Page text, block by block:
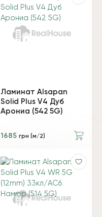
Ламинат Alsapan
Solid Plus V4 Дуб
Арониа (542 5G)
1685 грн (м/2)